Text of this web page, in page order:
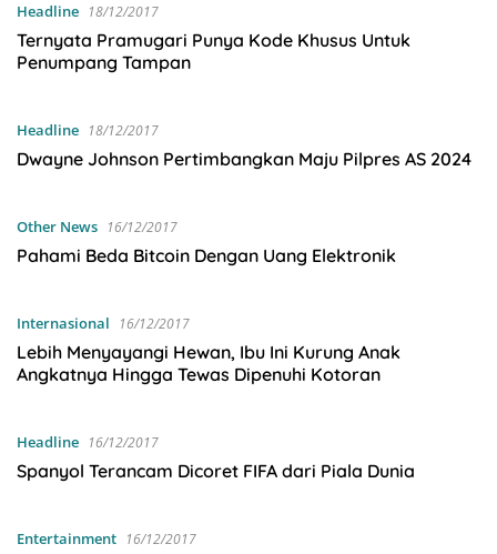
Headline 18/12/2017
Ternyata Pramugari Punya Kode Khusus Untuk
Penumpang Tampan
Headline 18/12/2017
Dwayne Johnson Pertimbangkan Maju Pilpres AS 2024
Other News 16/12/2017
Pahami Beda Bitcoin Dengan Uang Elektronik
Internasional 16/12/2017
Lebih Menyayangi Hewan, Ibu Ini Kurung Anak
Angkatnya Hingga Tewas Dipenuhi Kotoran
Headline 16/12/2017
Spanyol Terancam Dicoret FIFA dari Piala Dunia
Entertainment 16/12/2017